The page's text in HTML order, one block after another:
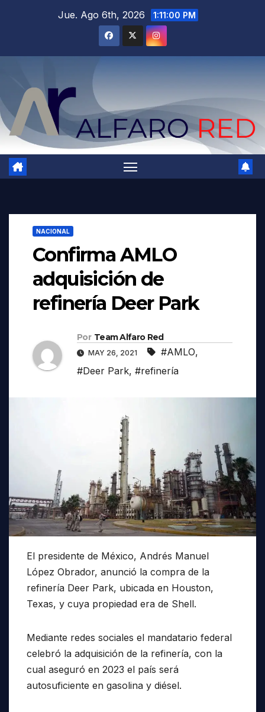
Jue. Ago 6th, 2026 1:11:01 PM
NACIONAL
Confirma AMLO
adquisición de
refinería Deer Park
Por Team Alfaro Red
MAY 26, 2021 #AMLO,
#Deer Park, #refinería
El presidente de México, Andrés Manuel
López Obrador, anunció la compra de la
refinería Deer Park, ubicada en Houston,
Texas, y cuya propiedad era de Shell.
Mediante redes sociales el mandatario federal
celebró la adquisición de la refinería, con la
cual aseguró en 2023 el país será
autosuficiente en gasolina y diésel.